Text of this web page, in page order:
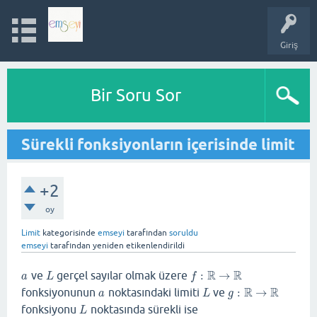
Giriş
Bir Soru Sor
Sürekli fonksiyonların içerisinde limit
+2
oy
Limit kategorisinde emseyi tarafından soruldu
emseyi tarafından yeniden etikenlendirildi
a
a ve L
L gerçel sayılar olmak üzere f : R → R
f: R → R
fonksiyonunun a
a noktasındaki limiti L
L ve g : R → R
g R→ R
fonksiyonu L
L noktasında sürekli ise